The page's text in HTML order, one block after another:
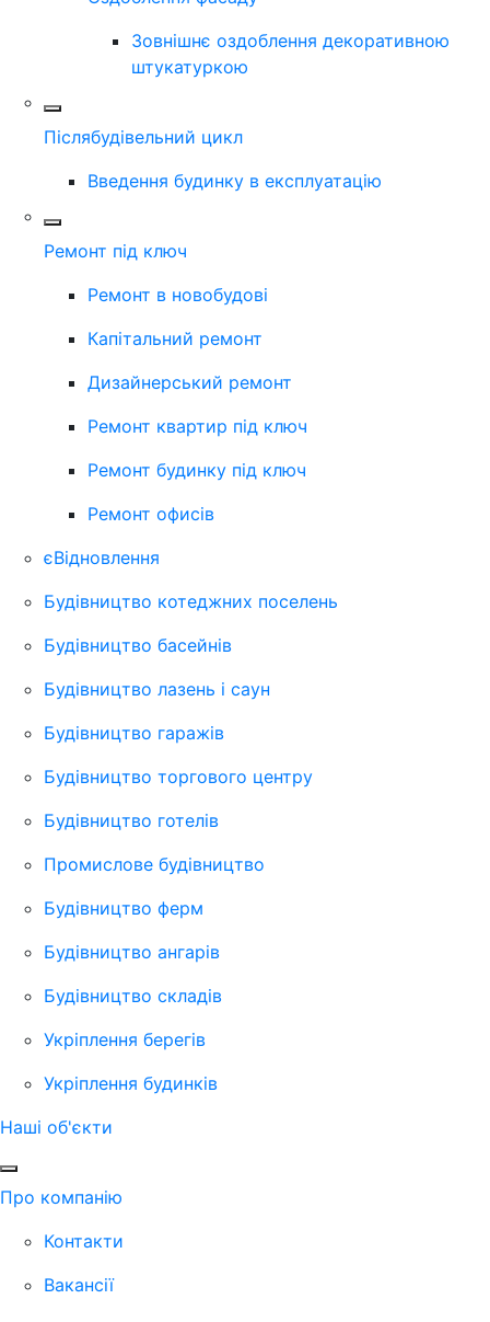
Зовнішнє оздоблення декоративною
штукатуркою
Післябудівельний цикл
Введення будинку в експлуатацію
Ремонт під ключ
Ремонт в новобудові
Капітальний ремонт
Дизайнерський ремонт
Ремонт квартир під ключ
Ремонт будинку під ключ
Ремонт офисів
єВідновлення
Будівництво котеджних поселень
Будівництво басейнів
Будівництво лазень і саун
Будівництво гаражів
Будівництво торгового центру
Будівництво готелів
Промислове будівництво
Будівництво ферм
Будівництво ангарів
Будівництво складів
Укріплення берегів
Укріплення будинків
Наші об'єкти
Про компанію
Контакти
Вакансії